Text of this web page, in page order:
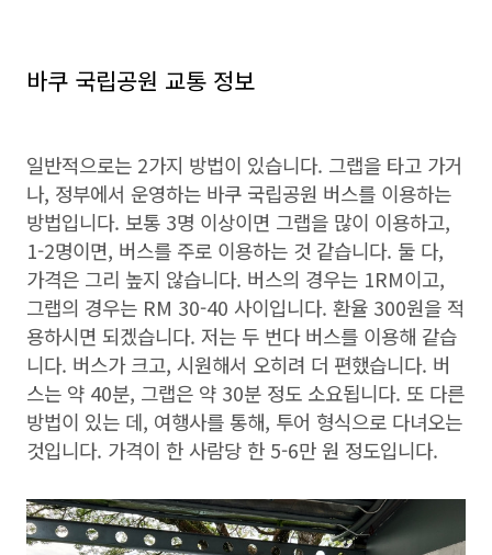
바쿠 국립공원 교통 정보
일반적으로는 2가지 방법이 있습니다. 그랩을 타고 가거
나, 정부에서 운영하는 바쿠 국립공원 버스를 이용하는
방법입니다. 보통 3명 이상이면 그랩을 많이 이용하고,
1-2명이면, 버스를 주로 이용하는 것 같습니다. 둘 다,
가격은 그리 높지 않습니다. 버스의 경우는 1RM이고,
그랩의 경우는 RM 30-40 사이입니다. 환율 300원을 적
용하시면 되겠습니다. 저는 두 번다 버스를 이용해 같습
니다. 버스가 크고, 시원해서 오히려 더 편했습니다. 버
스는 약 40분, 그랩은 약 30분 정도 소요됩니다. 또 다른
방법이 있는 데, 여행사를 통해, 투어 형식으로 다녀오는
것입니다. 가격이 한 사람당 한 5-6만 원 정도입니다.